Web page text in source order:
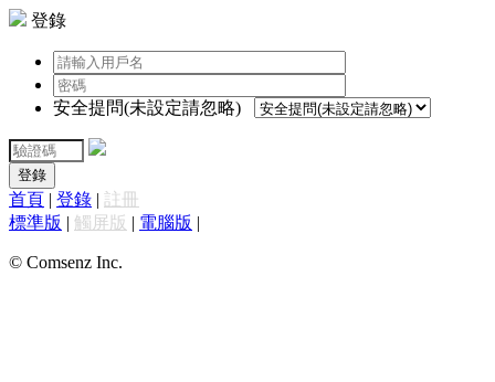
登錄
安全提問(未設定請忽略)
登錄
首頁 | 登錄 | 註冊
標準版 | 觸屏版 | 電腦版 |
© Comsenz Inc.